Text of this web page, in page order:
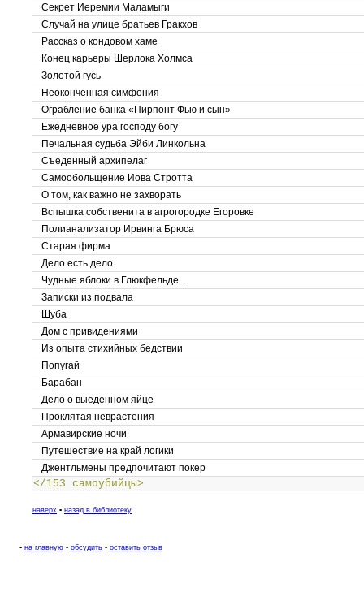
Секрет Иеремии Маламыги
Случай на улице братьев Гракхов
Рассказ о кондовом хаме
Конец карьеры Шерлока Холмса
Золотой гусь
Неоконченная симфония
Ограбление банка «Пирпонт Фью и сын»
Ежедневное ура господу богу
Печальная судьба Эйби Линкольна
Съеденный архипелаг
Самообольщение Иова Стротта
О том, как важно не захворать
Вспышка собственита в агрогородке Егоровке
Полианализатор Ирвинга Брюса
Старая фирма
Дело есть дело
Чудные яблоки в Глюкфельде...
Записки из подвала
Шуба
Дом с привидениями
Из опыта стихийных бедствии
Попугай
Барабан
Дело о выеденном яйце
Проклятая неврастения
Армавирские ночи
Путешествие на край логики
Джентльмены предпочитают покер
</153 самоубийцы>
наверх ▪ назад в библиотеку
▪ на главную ▪ обсудить ▪ оставить отзыв